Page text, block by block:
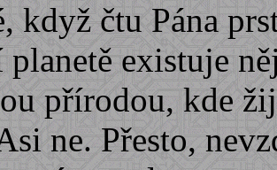
když čtu Pána
planetě existuje
přírodou, kde
ne. Přesto,